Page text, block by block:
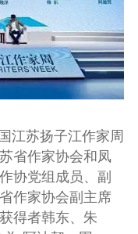
苏扬子江作家周
省作家协会和凤
协党组成员、副
作家协会副主席
得者韩东、朱